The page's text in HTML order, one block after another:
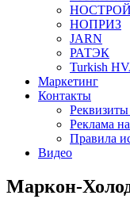
НОСТРОЙ
НОПРИЗ
JARN
РАТЭК
Turkish
Маркетинг
Контакты
Реклама
Правила
Видео
Маркон-